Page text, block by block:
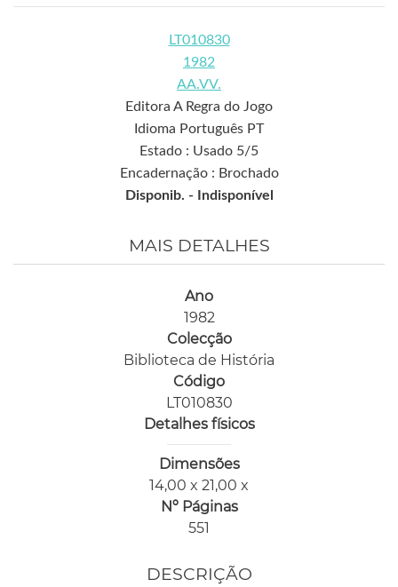
LT010830
1982
AA.VV.
Editora A Regra do Jogo
Idioma Português PT
Estado : Usado 5/5
Encadernação : Brochado
Disponib. -
Indisponível
MAIS DETALHES
Ano
1982
Colecção
Biblioteca de História
Código
LT010830
Detalhes físicos
Dimensões
14,00 x 21,00 x
Nº Páginas
551
DESCRIÇÃO